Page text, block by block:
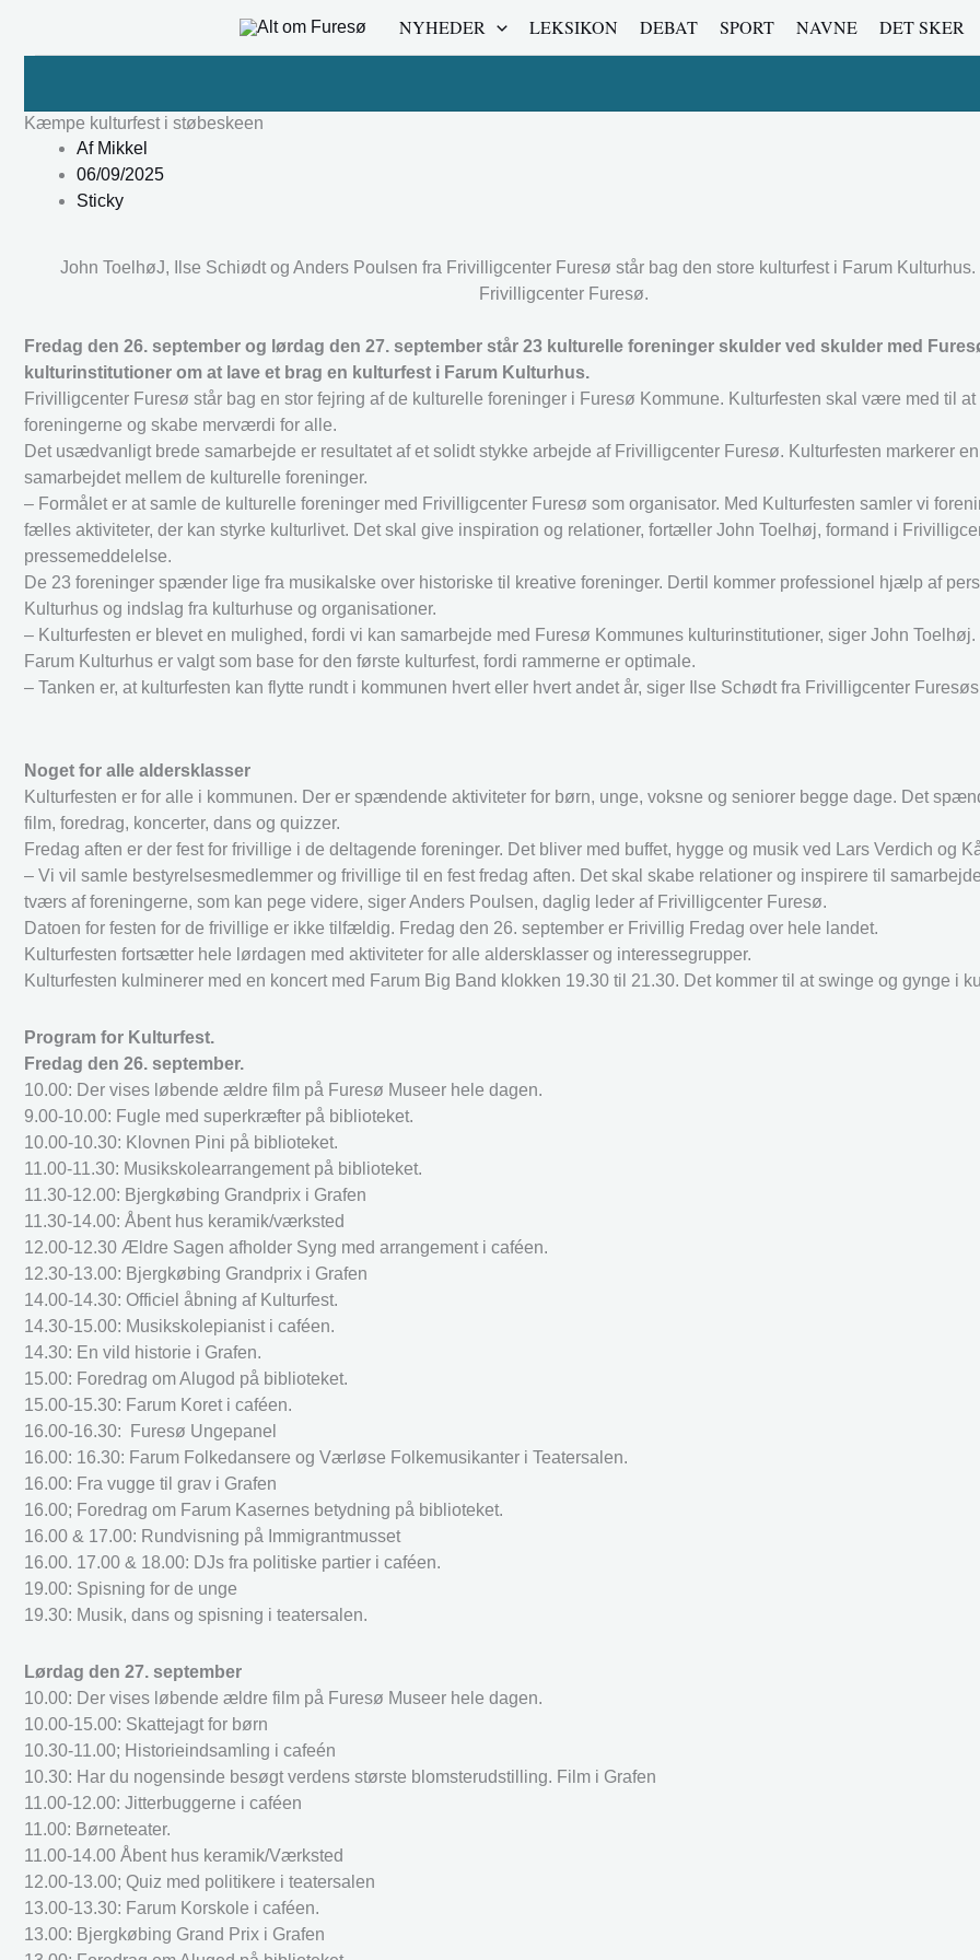
NYHEDER LEKSIKON DEBAT SPORT NAVNE DET SKER
Kæmpe kulturfest i støbeskeen
AfMikkel
06/09/2025
Sticky
John ToelhøJ, Ilse Schiødt og Anders Poulsen fra Frivilligcenter Furesø står bag den store kulturfest i Farum Kulturhus.
Frivilligcenter Furesø.
Fredag den 26. september og lørdag den 27. september står 23 kulturelle foreninger skulder ved skulder med
kulturinstitutioner om at lave et brag en kulturfest i Farum Kulturhus.
Frivilligcenter Furesø står bag en stor fejring af de kulturelle foreninger i Furesø Kommune. Kulturfesten skal være med til at
foreningerne og skabe merværdi for alle.
Det usædvanligt brede samarbejde er resultatet af et solidt stykke arbejde af Frivilligcenter Furesø. Kulturfesten markerer
samarbejdet mellem de kulturelle foreninger.
– Formålet er at samle de kulturelle foreninger med Frivilligcenter Furesø som organisator. Med Kulturfesten samler vi
fælles aktiviteter, der kan styrke kulturlivet. Det skal give inspiration og relationer, fortæller John Toelhøj, formand i
pressemeddelelse.
De 23 foreninger spænder lige fra musikalske over historiske til kreative foreninger. Dertil kommer professionel hjælp af
Kulturhus og indslag fra kulturhuse og organisationer.
– Kulturfesten er blevet en mulighed, fordi vi kan samarbejde med Furesø Kommunes kulturinstitutioner, siger John Toelhøj.
Farum Kulturhus er valgt som base for den første kulturfest, fordi rammerne er optimale.
– Tanken er, at kulturfesten kan flytte rundt i kommunen hvert eller hvert andet år, siger Ilse Schødt fra Frivilligcenter
Noget for alle aldersklasser
Kulturfesten er for alle i kommunen. Der er spændende aktiviteter for børn, unge, voksne og seniorer begge dage. Det
film, foredrag, koncerter, dans og quizzer.
Fredag aften er der fest for frivillige i de deltagende foreninger. Det bliver med buffet, hygge og musik ved Lars Verdich og
– Vi vil samle bestyrelsesmedlemmer og frivillige til en fest fredag aften. Det skal skabe relationer og inspirere til
tværs af foreningerne, som kan pege videre, siger Anders Poulsen, daglig leder af Frivilligcenter Furesø.
Datoen for festen for de frivillige er ikke tilfældig. Fredag den 26. september er Frivillig Fredag over hele landet.
Kulturfesten fortsætter hele lørdagen med aktiviteter for alle aldersklasser og interessegrupper.
Kulturfesten kulminerer med en koncert med Farum Big Band klokken 19.30 til 21.30. Det kommer til at swinge og gynge i
Program for Kulturfest.
Fredag den 26. september.
10.00: Der vises løbende ældre film på Furesø Museer hele dagen.
9.00-10.00: Fugle med superkræfter på biblioteket.
10.00-10.30: Klovnen Pini på biblioteket.
11.00-11.30: Musikskolearrangement på biblioteket.
11.30-12.00: Bjergkøbing Grandprix i Grafen
11.30-14.00: Åbent hus keramik/værksted
12.00-12.30 Ældre Sagen afholder Syng med arrangement i caféen.
12.30-13.00: Bjergkøbing Grandprix i Grafen
14.00-14.30: Officiel åbning af Kulturfest.
14.30-15.00: Musikskolepianist i caféen.
14.30: En vild historie i Grafen.
15.00: Foredrag om Alugod på biblioteket.
15.00-15.30: Farum Koret i caféen.
16.00-16.30: Furesø Ungepanel
16.00: 16.30: Farum Folkedansere og Værløse Folkemusikanter i Teatersalen.
16.00: Fra vugge til grav i Grafen
16.00; Foredrag om Farum Kasernes betydning på biblioteket.
16.00 & 17.00: Rundvisning på Immigrantmusset
16.00. 17.00 & 18.00: DJs fra politiske partier i caféen.
19.00: Spisning for de unge
19.30: Musik, dans og spisning i teatersalen.
Lørdag den 27. september
10.00: Der vises løbende ældre film på Furesø Museer hele dagen.
10.00-15.00: Skattejagt for børn
10.30-11.00; Historieindsamling i cafeén
10.30: Har du nogensinde besøgt verdens største blomsterudstilling. Film i Grafen
11.00-12.00: Jitterbuggerne i caféen
11.00: Børneteater.
11.00-14.00 Åbent hus keramik/Værksted
12.00-13.00; Quiz med politikere i teatersalen
13.00-13.30: Farum Korskole i caféen.
13.00: Bjergkøbing Grand Prix i Grafen